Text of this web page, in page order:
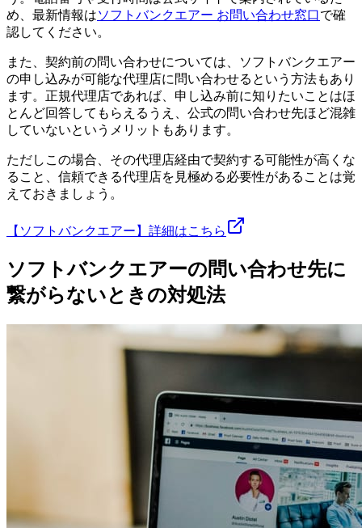
め、最新情報はソフトバンクエアー お問い合わせ窓口で確
認してください。
また、契約前の問い合わせについては、ソフトバンクエアー
の申し込みが可能な代理店に問い合わせるという方法もあり
ます。正規代理店であれば、申し込み前に知りたいことはほ
とんど回答してもらえるうえ、公式の問い合わせ先ほど混雑
していないというメリットもあります。
ただしこの場合、その代理店経由で契約する可能性が高くな
ること、信頼できる代理店を見極める必要性があることは覚
えておきましょう。
【ソフトバンクエアー】詳細はこちら
ソフトバンクエアーの問い合わせ先に
繋がらないときの対処法